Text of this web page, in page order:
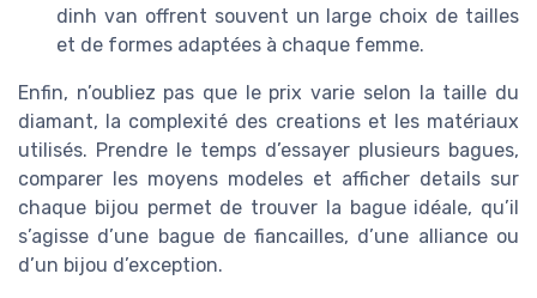
dinh van offrent souvent un large choix de tailles
et de formes adaptées à chaque femme.
Enfin, n’oubliez pas que le prix varie selon la taille du
diamant, la complexité des creations et les matériaux
utilisés. Prendre le temps d’essayer plusieurs bagues,
comparer les moyens modeles et afficher details sur
chaque bijou permet de trouver la bague idéale, qu’il
s’agisse d’une bague de fiancailles, d’une alliance ou
d’un bijou d’exception.